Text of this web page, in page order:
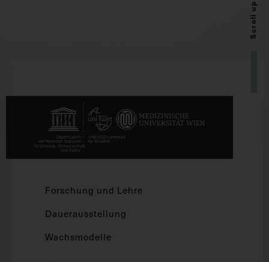
Scroll up
Forschung und Lehre
Dauerausstellung
Wachsmodelle